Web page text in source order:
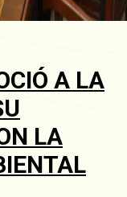
A LA
LA